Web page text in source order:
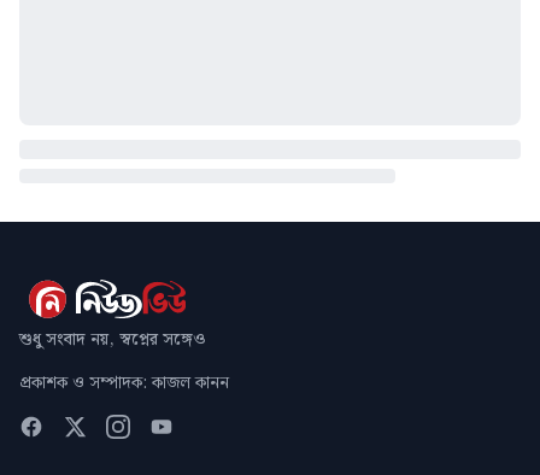
শুধু সংবাদ নয়, স্বপ্নের সঙ্গেও
প্রকাশক ও সম্পাদক: কাজল কানন